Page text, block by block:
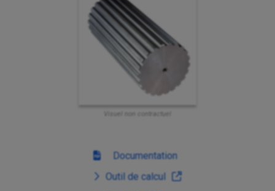
Visuel non contractuel
Documentation
Outil de calcul